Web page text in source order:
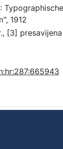
1912
[3]